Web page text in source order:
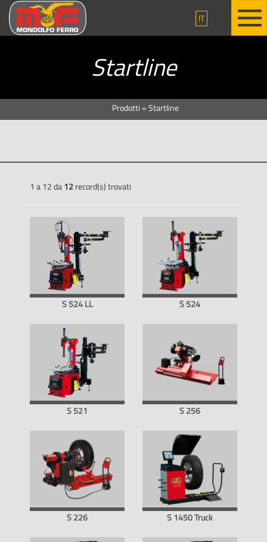
IT
Startline
Prodotti »Startline
1 a 12 da12record(s) trovati
S 524 LL S 524
S 521 S 256
S 226 S 1450 Truck